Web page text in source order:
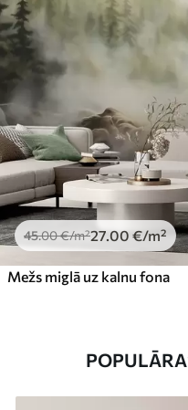
45.00€/m²27.00 €/m²
Mežs miglā uz kalnu fona